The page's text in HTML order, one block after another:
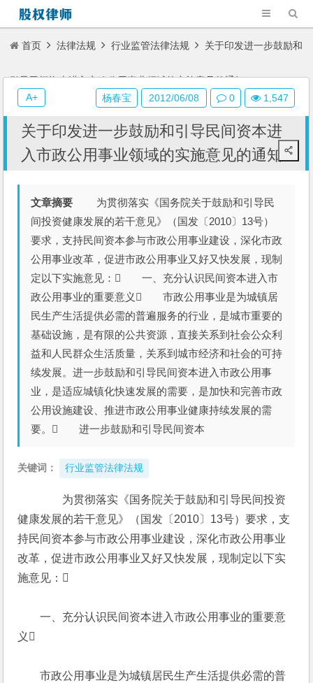
首页 法律法规 行业监管法律法规 关于印发进一步鼓励和
引导民间资本进入市政公用事业领域的实施意见的通知
关于印发进一步鼓励和引导民间资本进
入市政公用事业领域的实施意见的通知
文章摘要 为贯彻落实《国务院关于鼓励和引导民
间投资健康发展的若干意见》（国发〔2010〕13号）
要求，支持民间资本参与市政公用事业建设，深化市政
公用事业改革，促进市政公用事业又好又快发展，现制
定以下实施意见： 一、充分认识民间资本进入市
政公用事业的重要意义 市政公用事业是为城镇居
民生产生活提供必需的普遍服务的行业，是城市重要的
基础设施，是有限的公共资源，直接关系到社会公众利
益和人民群众生活质量，关系到城市经济和社会的可持
续发展。进一步鼓励和引导民间资本进入市政公用事
业，是适应城镇化快速发展的需要，是加快和完善市政
公用设施建设、推进市政公用事业健康持续发展的需
要。 进一步鼓励和引导民间资本
关键词： 行业监管法律法规
为贯彻落实《国务院关于鼓励和引导民间投资
健康发展的若干意见》（国发〔2010〕13号）要求，支
持民间资本参与市政公用事业建设，深化市政公用事业
改革，促进市政公用事业又好又快发展，现制定以下实
施意见：
一、充分认识民间资本进入市政公用事业的重要意
义
市政公用事业是为城镇居民生产生活提供必需的普
杨春宝 2012/06/08 0 1,547
A+